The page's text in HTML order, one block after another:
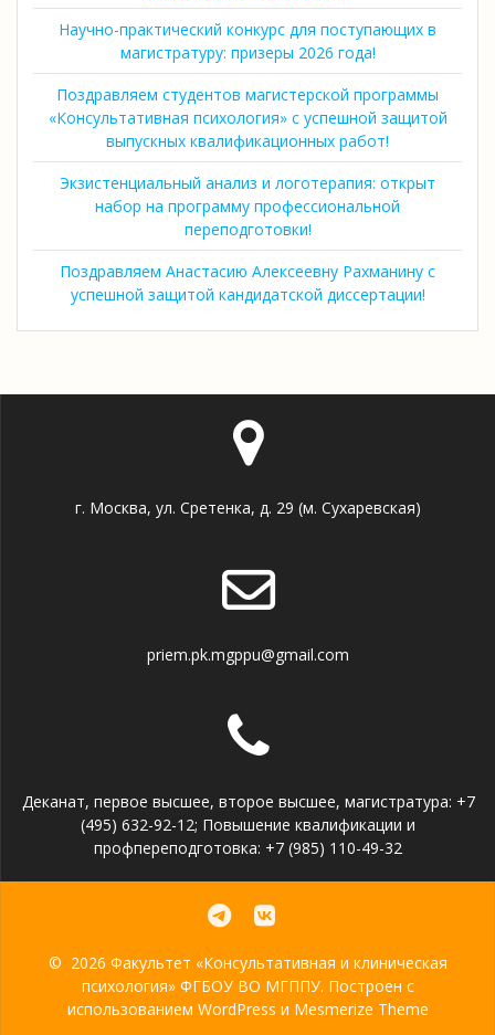
Научно-практический конкурс для поступающих в
магистратуру: призеры 2026 года!
Поздравляем студентов магистерской программы
«Консультативная психология» с успешной защитой
выпускных квалификационных работ!
Экзистенциальный анализ и логотерапия: открыт
набор на программу профессиональной
переподготовки!
Поздравляем Анастасию Алексеевну Рахманину с
успешной защитой кандидатской диссертации!
г. Москва, ул. Сретенка, д. 29 (м. Сухаревская)
priem.pk.mgppu@gmail.com
Деканат, первое высшее, второе высшее, магистратура: +7
(495) 632-92-12; Повышение квалификации и
профпереподготовка: +7 (985) 110-49-32
© 2026 Факультет «Консультативная и клиническая
психология» ФГБОУ ВО МГППУ. Построен с
использованием WordPress и Mesmerize Theme